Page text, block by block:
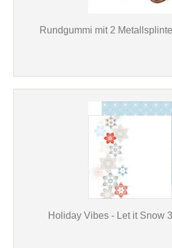
Rundgummi mit 2
Holiday Vibes - Let it Snow